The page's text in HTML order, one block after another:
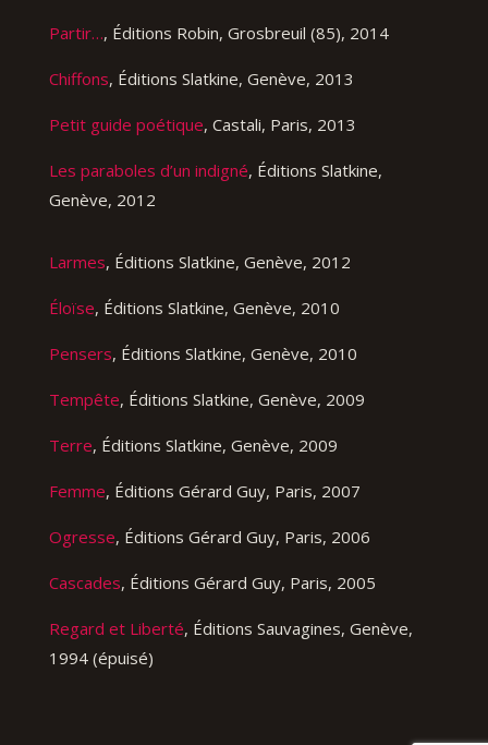
Partir…, Éditions Robin, Grosbreuil (85), 2014
Chiffons, Éditions Slatkine, Genève, 2013
Petit guide poétique, Castali, Paris, 2013
Les paraboles d’un indigné, Éditions Slatkine,
Genève, 2012
Larmes, Éditions Slatkine, Genève, 2012
Éloïse, Éditions Slatkine, Genève, 2010
Pensers, Éditions Slatkine, Genève, 2010
Tempête, Éditions Slatkine, Genève, 2009
Terre, Éditions Slatkine, Genève, 2009
Femme, Éditions Gérard Guy, Paris, 2007
Ogresse, Éditions Gérard Guy, Paris, 2006
Cascades, Éditions Gérard Guy, Paris, 2005
Regard et Liberté, Éditions Sauvagines, Genève,
1994 (épuisé)